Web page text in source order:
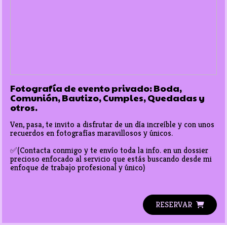
Fotografía de evento privado: Boda,
Comunión, Bautizo, Cumples, Quedadas y
otros.
Ven, pasa, te invito a disfrutar de un día increíble y con unos
recuerdos en fotografías maravillosos y únicos.
✅(Contacta conmigo y te envío toda la info. en un dossier
precioso enfocado al servicio que estás buscando desde mi
enfoque de trabajo profesional y único)
RESERVAR